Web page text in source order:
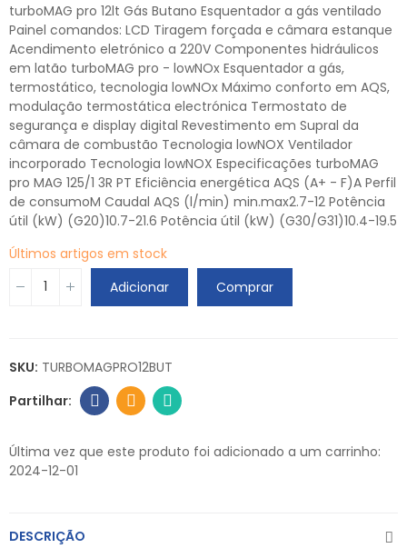
turboMAG pro 12lt Gás Butano Esquentador a gás ventilado
Painel comandos: LCD Tiragem forçada e câmara estanque
Acendimento eletrónico a 220V Componentes hidráulicos
em latão turboMAG pro - lowNOx Esquentador a gás,
termostático, tecnologia lowNOx Máximo conforto em AQS,
modulação termostática electrónica Termostato de
segurança e display digital Revestimento em Supral da
câmara de combustão Tecnologia lowNOX Ventilador
incorporado Tecnologia lowNOX Especificações turboMAG
pro MAG 125/1 3R PT Eficiência energética AQS (A+ - F)A Perfil
de consumoM Caudal AQS (l/min) min.max2.7-12 Potência
útil (kW) (G20)10.7-21.6 Potência útil (kW) (G30/G31)10.4-19.5
Últimos artigos em stock
Adicionar
Comprar
SKU: TURBOMAGPRO12BUT
Última vez que este produto foi adicionado a um carrinho:
2024-12-01
DESCRIÇÃO